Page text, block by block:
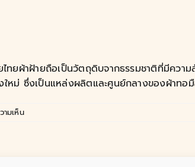
ไทยผ้าฝ้ายถือเป็นวัตถุดิบจากธรรมชาติที่มีคว
หม่ ซึ่งเป็นแหล่งผลิตและศูนย์กลางของผ้าท
ามเห็นบน